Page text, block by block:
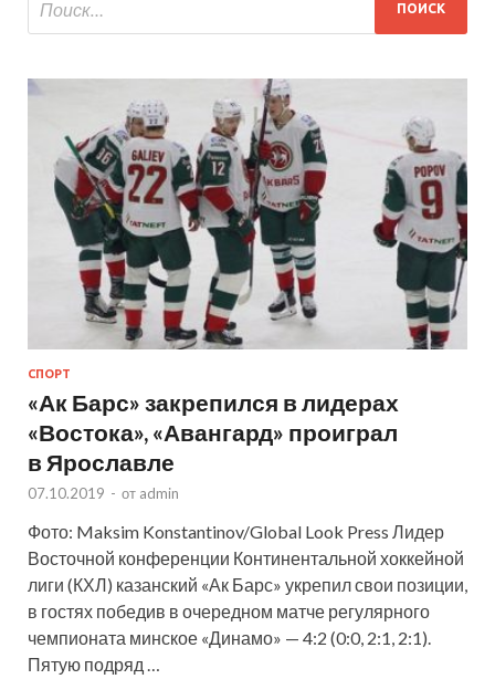
СПОРТ
«Ак Барс» закрепился в лидерах
«Востока», «Авангард» проиграл
в Ярославле
07.10.2019 - от admin
Фото: Maksim Konstantinov/Global Look Press Лидер
Восточной конференции Континентальной хоккейной
лиги (КХЛ) казанский «Ак Барс» укрепил свои позиции,
в гостях победив в очередном матче регулярного
чемпионата минское «Динамо» — 4:2 (0:0, 2:1, 2:1).
Пятую подряд …